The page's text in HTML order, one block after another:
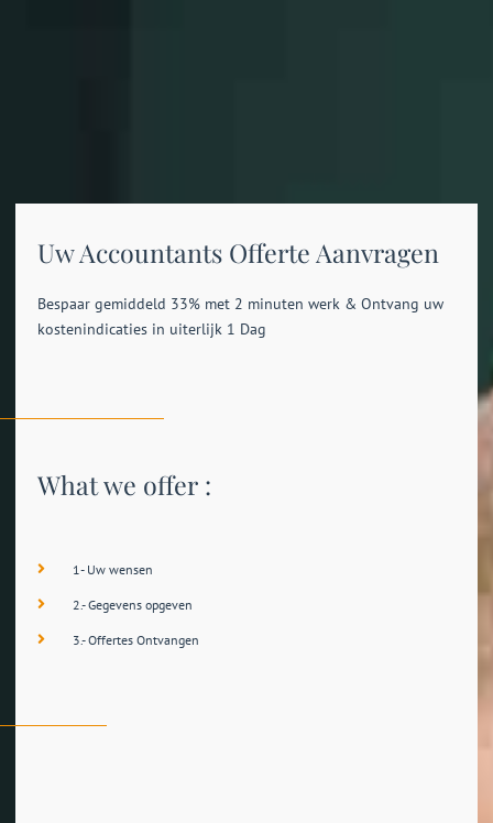
Uw Accountants Offerte Aanvragen
Bespaar gemiddeld 33% met 2 minuten werk & Ontvang uw
kostenindicaties in uiterlijk 1 Dag
What we offer :
1- Uw wensen
2.- Gegevens opgeven
3.- Offertes Ontvangen